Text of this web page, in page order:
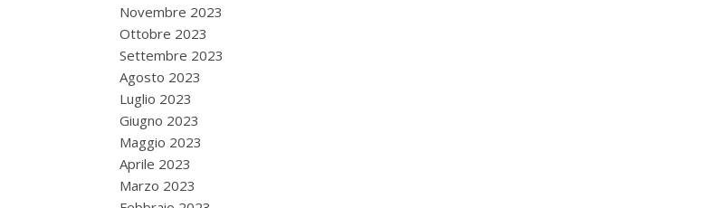
Novembre 2023
Ottobre 2023
Settembre 2023
Agosto 2023
Luglio 2023
Giugno 2023
Maggio 2023
Aprile 2023
Marzo 2023